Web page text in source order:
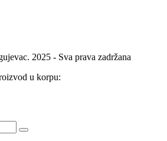
2025 - Sva prava zadržana
u korpu: